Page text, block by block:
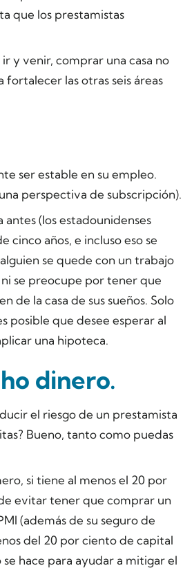
que los prestamistas
y venir, comprar una casa no
las otras seis áreas
ser estable en su empleo.
perspectiva de subscripción).
(los estadounidenses
años, e incluso eso se
se quede con un trabajo
se preocupe por tener que
de la casa de sus sueños. Solo
posible que desee esperar al
una hipoteca.
dinero.
el riesgo de un prestamista
Bueno, tanto como puedas
si tiene al menos el 20 por
evitar tener que comprar un
(además de su seguro de
del 20 por ciento de capital
se hace para ayudar a mitigar el